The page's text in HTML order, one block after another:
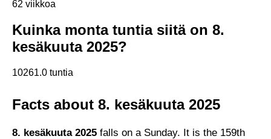
62 viikkoa
Kuinka monta tuntia siitä on 8.
kesäkuuta 2025?
10261.0 tuntia
Facts about 8. kesäkuuta 2025
8. kesäkuuta 2025 falls on a Sunday. It is the 159th